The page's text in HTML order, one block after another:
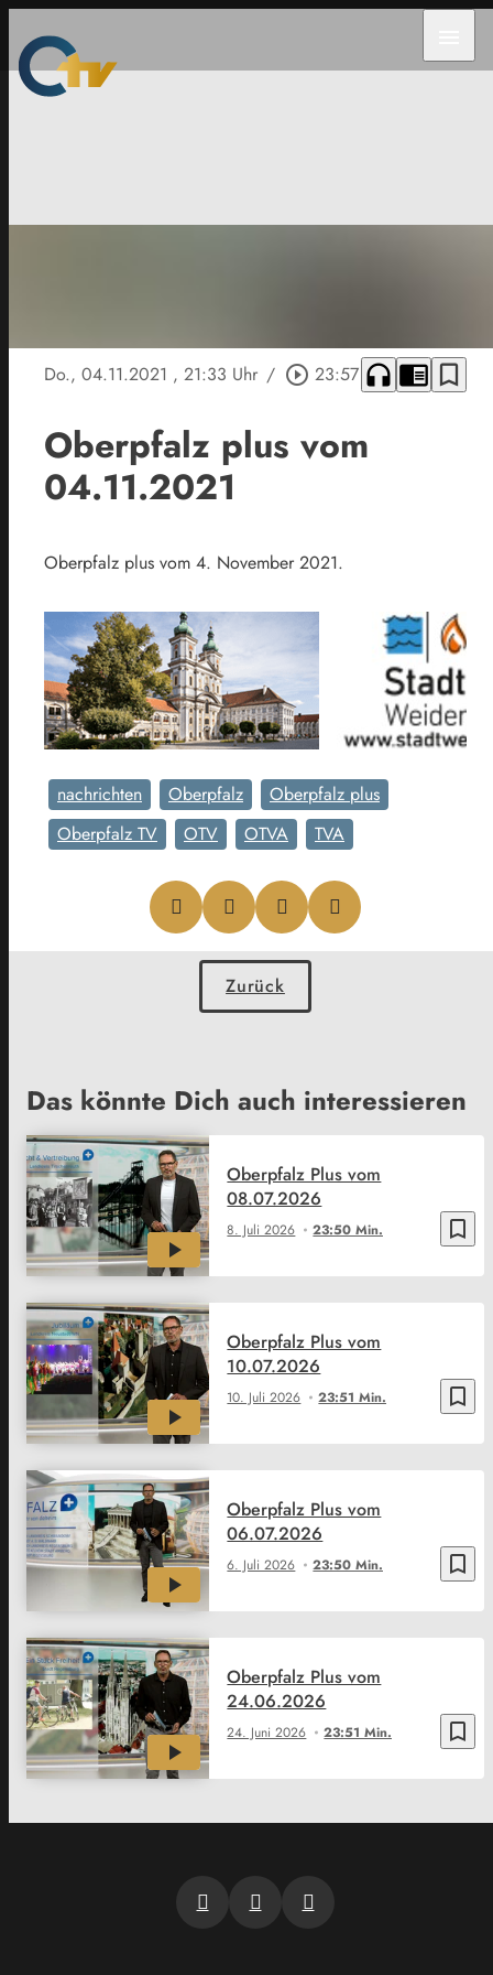
Do., 04.11.2021 , 21:33 Uhr / play_circle_outline 23:57 headphones chrome_reader_mode bookmark_border
Oberpfalz plus vom
04.11.2021
Oberpfalz plus vom 4. November 2021.
nachrichten Oberpfalz
Oberpfalz plus
Oberpfalz TV
OTV OTVA TVA
Zurück
Das könnte Dich auch interessieren
bookmark_border
8. Juli 2026 23:50 Min.
Oberpfalz Plus vom
08.07.2026
bookmark_border
10. Juli 2026 23:51 Min.
Oberpfalz Plus vom
10.07.2026
bookmark_border
6. Juli 2026 23:50 Min.
Oberpfalz Plus vom
06.07.2026
bookmark_border
24. Juni 2026 23:51 Min.
Oberpfalz Plus vom
24.06.2026